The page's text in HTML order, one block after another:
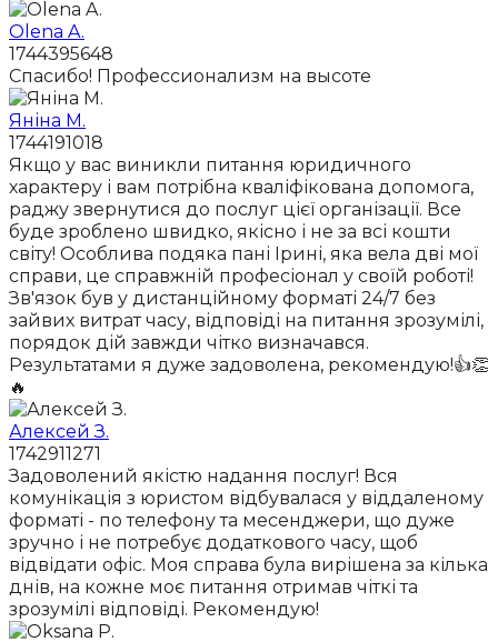
Olena A.
1744395648
Спасибо! Профессионализм на высоте
Яніна М.
1744191018
Якщо у вас виникли питання юридичного
характеру і вам потрібна кваліфікована допомога,
раджу звернутися до послуг цієї організації. Все
буде зроблено швидко, якісно і не за всі кошти
світу! Особлива подяка пані Ірині, яка вела дві мої
справи, це справжній професіонал у своїй роботі!
Зв'язок був у дистанційному форматі 24/7 без
зайвих витрат часу, відповіді на питання зрозумілі,
порядок дій завжди чітко визначався.
Результатами я дуже задоволена, рекомендую!👍👏
🔥
Алексей З.
1742911271
Задоволений якістю надання послуг! Вся
комунікація з юристом відбувалася у віддаленому
форматі - по телефону та месенджери, що дуже
зручно і не потребує додаткового часу, щоб
відвідати офіс. Моя справа була вирішена за кілька
днів, на кожне моє питання отримав чіткі та
зрозумілі відповіді. Рекомендую!